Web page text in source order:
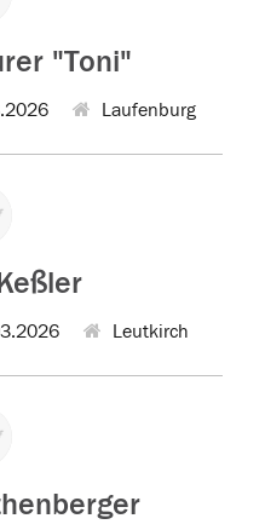
"Toni"
Laufenburg
Leutkirch